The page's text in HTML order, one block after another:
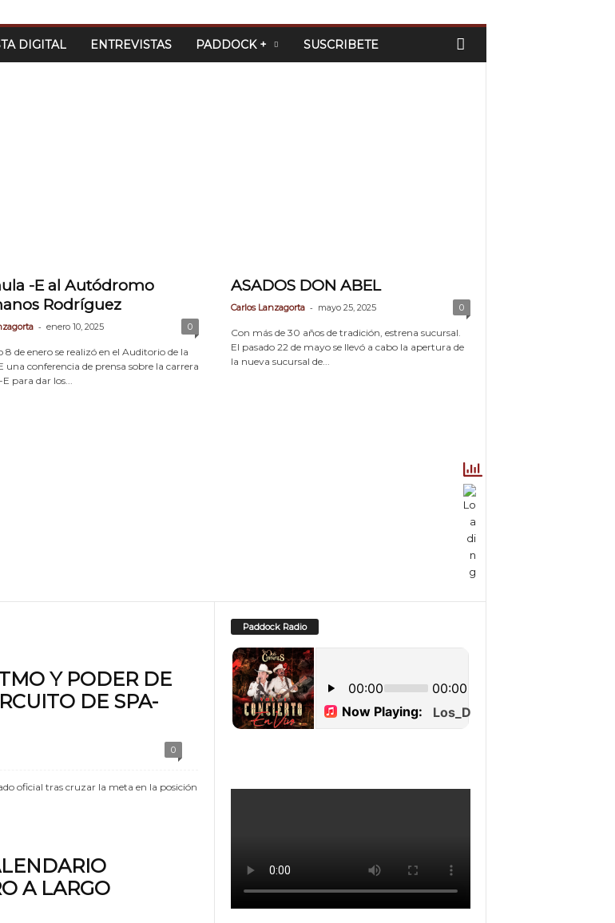
DIGITAL ENTREVISTAS PADDOCK + SUSCRIBETE
-E al Autódromo
Rodríguez
- enero 10, 2025 0
8 de enero se realizó en el Auditorio de la
una conferencia de prensa sobre la carrera
para dar los...
ASADOS DON ABEL
Carlos Lanzagorta - mayo 25, 2025 0
Con más de 30 años de tradición, estrena sucursal.
El pasado 22 de mayo se llevó a cabo la apertura de
la nueva sucursal de...
Y PODER DE
DE SPA-
0
oficial tras cruzar la meta en la posición
A LARGO
Paddock Radio